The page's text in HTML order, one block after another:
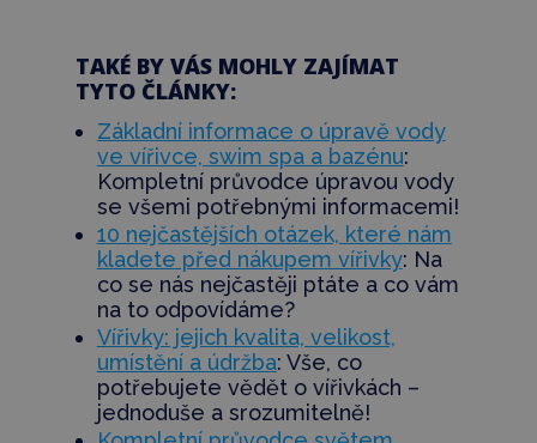
TAKÉ BY VÁS MOHLY ZAJÍMAT
TYTO ČLÁNKY:
Základní informace o úpravě vody
ve vířivce, swim spa a bazénu:
Kompletní průvodce úpravou vody
se všemi potřebnými informacemi!
10 nejčastějších otázek, které nám
kladete před nákupem vířivky: Na
co se nás nejčastěji ptáte a co vám
na to odpovídáme?
Vířivky: jejich kvalita, velikost,
umístění a údržba: Vše, co
potřebujete vědět o vířivkách –
jednoduše a srozumitelně!